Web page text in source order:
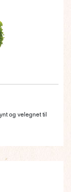
og velegnet til